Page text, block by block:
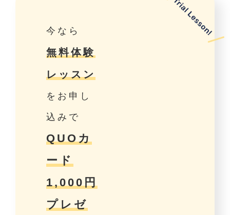
今なら
無料体験
レッスン
をお申し
込みで
QUOカ
ード
1,000円
プレゼ